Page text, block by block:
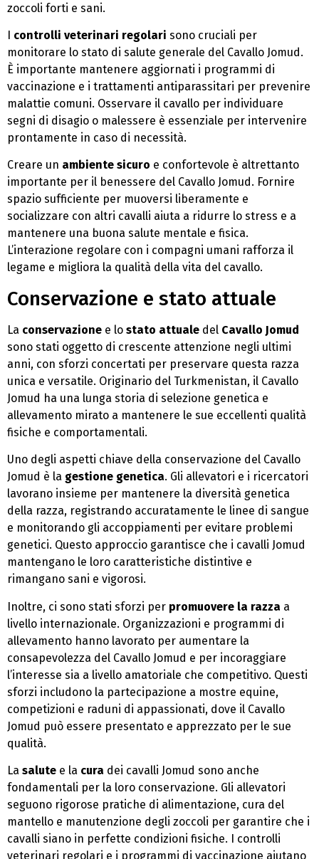
zoccoli forti e sani.
I controlli veterinari regolari sono cruciali per
monitorare lo stato di salute generale del Cavallo Jomud.
È importante mantenere aggiornati i programmi di
vaccinazione e i trattamenti antiparassitari per prevenire
malattie comuni. Osservare il cavallo per individuare
segni di disagio o malessere è essenziale per intervenire
prontamente in caso di necessità.
Creare un ambiente sicuro e confortevole è altrettanto
importante per il benessere del Cavallo Jomud. Fornire
spazio sufficiente per muoversi liberamente e
socializzare con altri cavalli aiuta a ridurre lo stress e a
mantenere una buona salute mentale e fisica.
L’interazione regolare con i compagni umani rafforza il
legame e migliora la qualità della vita del cavallo.
Conservazione e stato attuale
La conservazione e lo stato attuale del Cavallo Jomud
sono stati oggetto di crescente attenzione negli ultimi
anni, con sforzi concertati per preservare questa razza
unica e versatile. Originario del Turkmenistan, il Cavallo
Jomud ha una lunga storia di selezione genetica e
allevamento mirato a mantenere le sue eccellenti qualità
fisiche e comportamentali.
Uno degli aspetti chiave della conservazione del Cavallo
Jomud è la gestione genetica. Gli allevatori e i ricercatori
lavorano insieme per mantenere la diversità genetica
della razza, registrando accuratamente le linee di sangue
e monitorando gli accoppiamenti per evitare problemi
genetici. Questo approccio garantisce che i cavalli Jomud
mantengano le loro caratteristiche distintive e
rimangano sani e vigorosi.
Inoltre, ci sono stati sforzi per promuovere la razza a
livello internazionale. Organizzazioni e programmi di
allevamento hanno lavorato per aumentare la
consapevolezza del Cavallo Jomud e per incoraggiare
l’interesse sia a livello amatoriale che competitivo. Questi
sforzi includono la partecipazione a mostre equine,
competizioni e raduni di appassionati, dove il Cavallo
Jomud può essere presentato e apprezzato per le sue
qualità.
La salute e la cura dei cavalli Jomud sono anche
fondamentali per la loro conservazione. Gli allevatori
seguono rigorose pratiche di alimentazione, cura del
mantello e manutenzione degli zoccoli per garantire che i
cavalli siano in perfette condizioni fisiche. I controlli
veterinari regolari e i programmi di vaccinazione aiutano